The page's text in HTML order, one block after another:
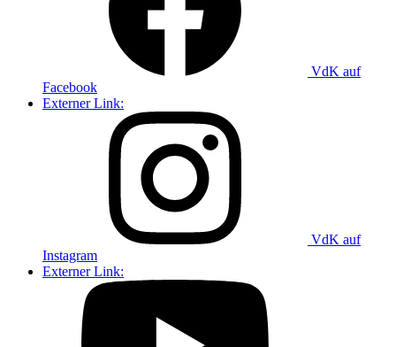
VdK auf
Facebook
Externer Link:
VdK auf
Instagram
Externer Link: